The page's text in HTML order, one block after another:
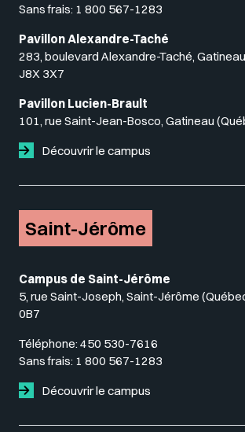
Sans frais: 1 800 567-1283
Pavillon Alexandre-Taché
283, boulevard Alexandre-Taché,
J8X 3X7
Pavillon Lucien-Brault
101, rue Saint-Jean-Bosco, Gatineau
Découvrir le campus
Saint-Jérôme
Campus de Saint-Jérôme
5, rue Saint-Joseph, Saint-Jérôme
0B7
Téléphone: 450 530-7616
Sans frais: 1 800 567-1283
Découvrir le campus